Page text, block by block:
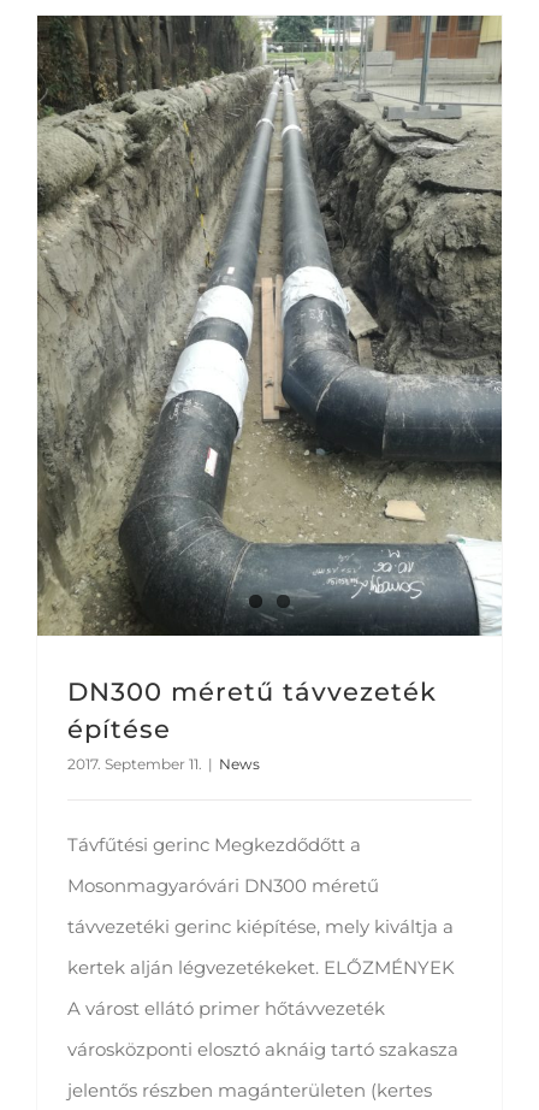
DN300 méretű távvezeték
építése
2017. September 11. | News
Távfűtési gerinc Megkezdődőtt a
Mosonmagyaróvári DN300 méretű
távvezetéki gerinc kiépítése, mely kiváltja a
kertek alján légvezetékeket. ELŐZMÉNYEK
A várost ellátó primer hőtávvezeték
városközponti elosztó aknáig tartó szakasza
jelentős részben magánterületen (kertes